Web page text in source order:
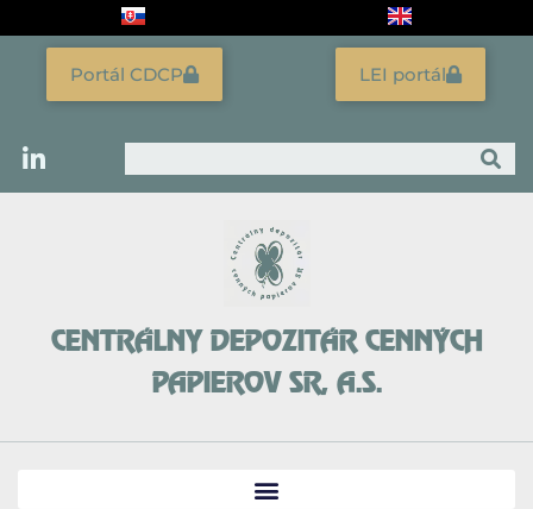
Vyhľadať
LEI portál
Portál CDCP
CENTRÁLNY DEPOZITÁR CENNÝCH
PAPIEROV SR, A.S.